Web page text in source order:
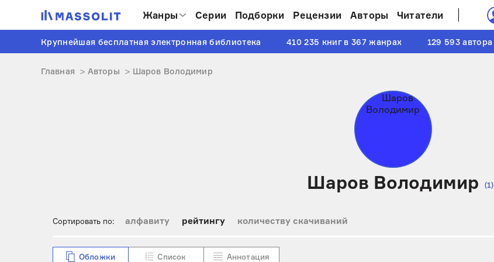
Жанры Серии Подборки Рецензии Авторы Читатели
Крупнейшая бесплатная электронная библиотека 410 235 книг в 367 жанрах 129 593 автора
Главная Авторы Шаров Володимир
Шаров Володимир (1)
Сортировать по: алфавиту рейтингу количеству скачиваний
Обложки Список Аннотация